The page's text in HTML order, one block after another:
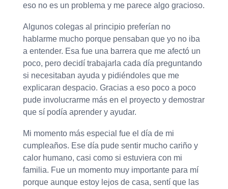
eso no es un problema y me parece algo gracioso.
Algunos colegas al principio preferían no
hablarme mucho porque pensaban que yo no iba
a entender. Esa fue una barrera que me afectó un
poco, pero decidí trabajarla cada día preguntando
si necesitaban ayuda y pidiéndoles que me
explicaran despacio. Gracias a eso poco a poco
pude involucrarme más en el proyecto y demostrar
que sí podía aprender y ayudar.
Mi momento más especial fue el día de mi
cumpleaños. Ese día pude sentir mucho cariño y
calor humano, casi como si estuviera con mi
familia. Fue un momento muy importante para mí
porque aunque estoy lejos de casa, sentí que las